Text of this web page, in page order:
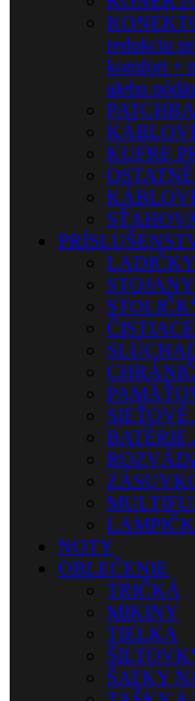
redukciu
komfort +
alebo
KUFRE
STOJANY
SIEŤOVÉ
BATÉRIE
NOTY
OBLEČENIE
TRIČKÁ
MIKINY
TIELKA
ŠATKY